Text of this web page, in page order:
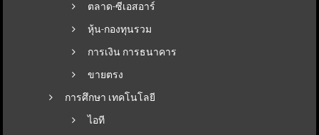
ตลาด-ซีเอสอาร์
หุ้น-กองทุนรวม
การเงิน การธนาคาร
ขายตรง
การศึกษา เทคโนโลยี
ไอที